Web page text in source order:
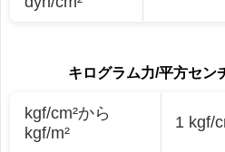
キログラム力/平方セン
kgf/cm²から
kgf/m²
1 kgf/